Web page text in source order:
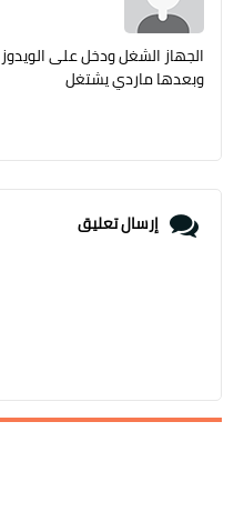
الجهاز الشغل ودخل على
وبعدها ماردي يشتغل
إرسال تعليق